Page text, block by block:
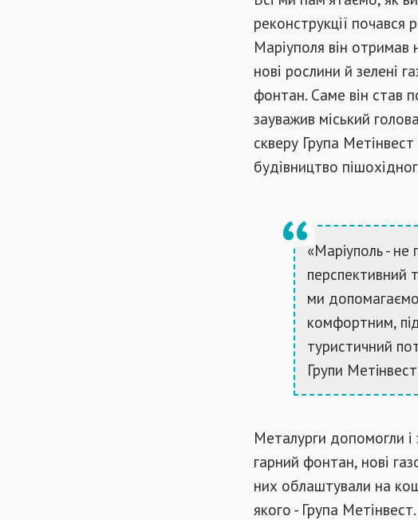
реконструкції почався
Маріуполя він
нові рослини й зелені
фонтан. Саме він став
зауважив міський
скверу Група
будівництво
«Маріуполь - не
перспективний
ми
комфортним,
туристичний
Групи
Металурги допомогли і
гарний фонтан, нові
них облаштували на
якого - Група